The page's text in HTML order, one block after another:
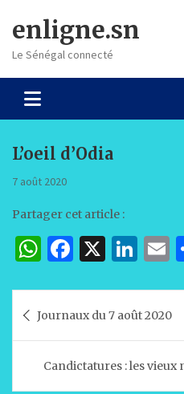
content
enligne.sn
Le Sénégal connecté
L’oeil d’Odia
7 août 2020
Partager cet article :
W
at
s
A
p
F
c
e
b
o
X
Li
k
e
dI
n
l
de Journaux du 7 août 2020
Candictatures : les vieux